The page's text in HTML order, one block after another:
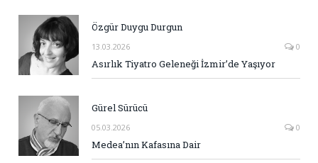
Özgür Duygu Durgun
13.03.2026 0
Asırlık Tiyatro Geleneği İzmir’de Yaşıyor
Gürel Sürücü
05.03.2026 0
Medea’nın Kafasına Dair